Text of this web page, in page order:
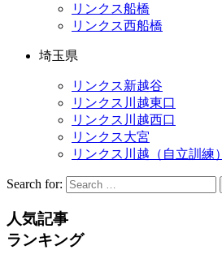
リンクス船橋
リンクス西船橋
埼玉県
リンクス新越谷
リンクス川越東口
リンクス川越西口
リンクス大宮
リンクス川越（自立訓練）
Search for:
人気記事
ランキング